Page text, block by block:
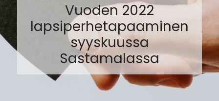
Vuoden 2022
lapsiperhetapaaminen
syyskuussa
Sastamalassa